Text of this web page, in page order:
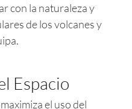
con la naturaleza y
de los volcanes y
Espacio
el uso del